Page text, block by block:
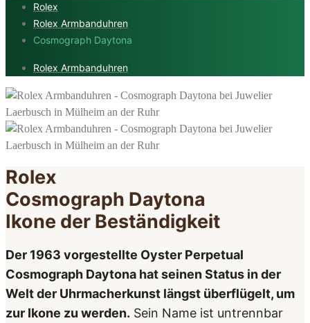
Rolex
Rolex Armbanduhren
Cosmograph Daytona
Rolex Armbanduhren
Rolex
Cosmograph Daytona
Ikone der Beständigkeit
Der 1963 vorgestellte Oyster Perpetual
Cosmograph Daytona hat seinen Status in der
Welt der Uhrmacher­kunst längst überflügelt, um
zur Ikone zu werden. Sein Name ist untrennbar